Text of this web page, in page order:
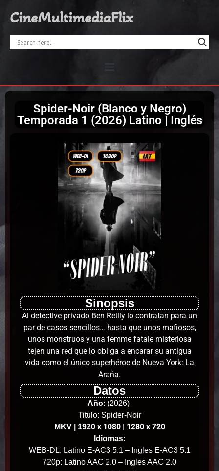
CineMultimediaFlix
Spider-Noir (Blanco y Negro)
Temporada 1 (2026) Latino | Inglés
Sinopsis
Al detective privado Ben Reilly lo contratan para un
par de casos sencillos… hasta que unos mafiosos,
unos monstruos y una femme fatale misteriosa
tejen una red que lo obliga a encarar su antigua
vida como el único superhéroe de Nueva York: La
Araña.
Datos
Año: (2026)
Titulo: Spider-Noir
MKV | 1920x 1080 | 1280 x 720
Idiomas:
WEB-DL: Latino E-AC3 5.1 – Ingles E-AC3 5.1
720p: Latino AAC 2.0 – Ingles AAC 2.0